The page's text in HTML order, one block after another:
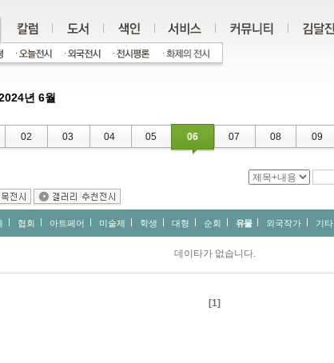
년 6월
02 03 04 05 06 07 08 09
협회 아트페어 미술제 학생 대형 순회 유물 외국작가 기타
데이타가 없습니다.
[1]